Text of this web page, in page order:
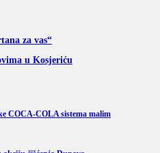
za vas“
u Kosjeriću
COCA-COLA sistema malim